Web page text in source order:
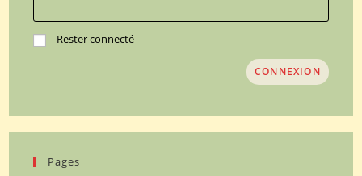
Rester connecté
CONNEXION
Pages